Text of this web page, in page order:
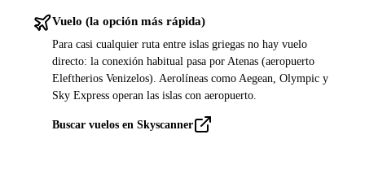
Vuelo (la opción más rápida)
Para casi cualquier ruta entre islas griegas no hay vuelo
directo: la conexión habitual pasa por Atenas (aeropuerto
Eleftherios Venizelos). Aerolíneas como Aegean, Olympic y
Sky Express operan las islas con aeropuerto.
Buscar vuelos en Skyscanner